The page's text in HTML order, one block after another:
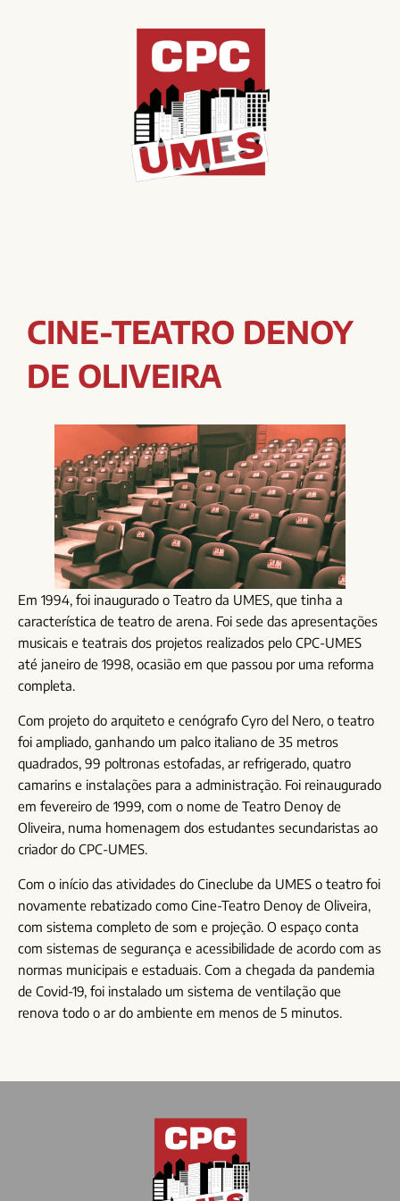
CINE-TEATRO DENOY
DE OLIVEIRA
Em 1994, foi inaugurado o Teatro da UMES, que tinha a
característica de teatro de arena. Foi sede das apresentações
musicais e teatrais dos projetos realizados pelo CPC-UMES
até janeiro de 1998, ocasião em que passou por uma reforma
completa.
Com projeto do arquiteto e cenógrafo Cyro del Nero, o teatro
foi ampliado, ganhando um palco italiano de 35 metros
quadrados, 99 poltronas estofadas, ar refrigerado, quatro
camarins e instalações para a administração. Foi reinaugurado
em fevereiro de 1999, com o nome de Teatro Denoy de
Oliveira, numa homenagem dos estudantes secundaristas ao
criador do CPC-UMES.
Com o início das atividades do Cineclube da UMES o teatro foi
novamente rebatizado como Cine-Teatro Denoy de Oliveira,
com sistema completo de som e projeção. O espaço conta
com sistemas de segurança e acessibilidade de acordo com as
normas municipais e estaduais. Com a chegada da pandemia
de Covid-19, foi instalado um sistema de ventilação que
renova todo o ar do ambiente em menos de 5 minutos.